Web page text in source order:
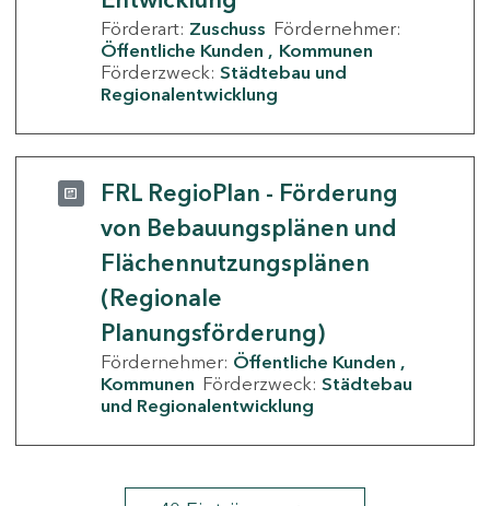
Förderart: Zuschuss Fördernehmer:
Öffentliche Kunden
Kommunen
Förderzweck: Städtebau und
Regionalentwicklung
FRL RegioPlan - Förderung
von Bebauungsplänen und
Flächennutzungsplänen
(Regionale
Planungsförderung)
Fördernehmer: Öffentliche Kunden
Kommunen Förderzweck: Städtebau
und Regionalentwicklung